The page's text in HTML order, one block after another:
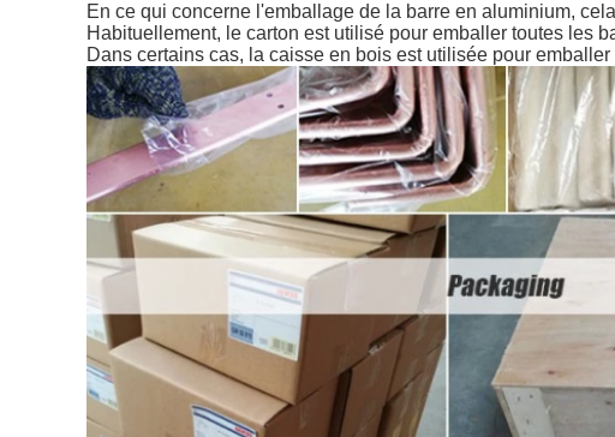
En ce qui concerne l'emballage de la barre en aluminium,
Habituellement, le carton est utilisé pour emballer toutes les
Dans certains cas, la caisse en bois est utilisée pour